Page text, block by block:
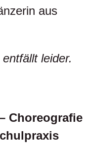
aus
leider.
Choreografie